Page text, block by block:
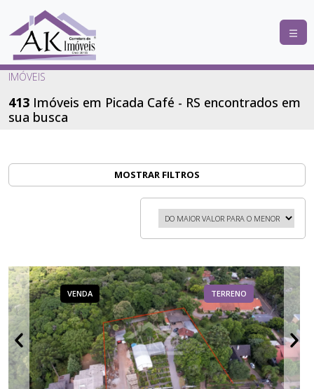
COMPRAR
LANÇAMENTOS
IMÓVEIS
413 Imóveis em Picada Café - RS encontrados em
sua busca
MOSTRAR FILTROS
VENDA TERRENO